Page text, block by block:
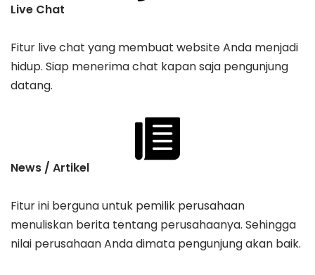
Live Chat
Fitur live chat yang membuat website Anda menjadi
hidup. Siap menerima chat kapan saja pengunjung
datang.
News / Artikel
Fitur ini berguna untuk pemilik perusahaan
menuliskan berita tentang perusahaanya. Sehingga
nilai perusahaan Anda dimata pengunjung akan baik.